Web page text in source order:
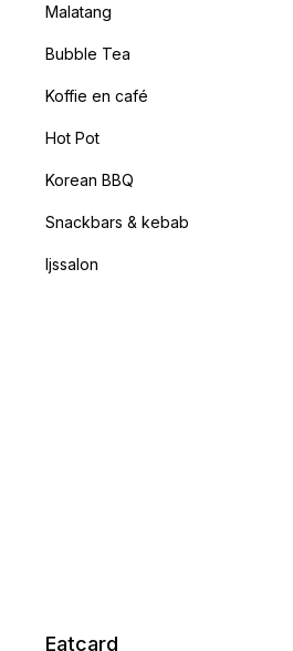
Malatang
Bubble Tea
Koffie en café
Hot Pot
Korean BBQ
Snackbars & kebab
Ijssalon
Eatcard